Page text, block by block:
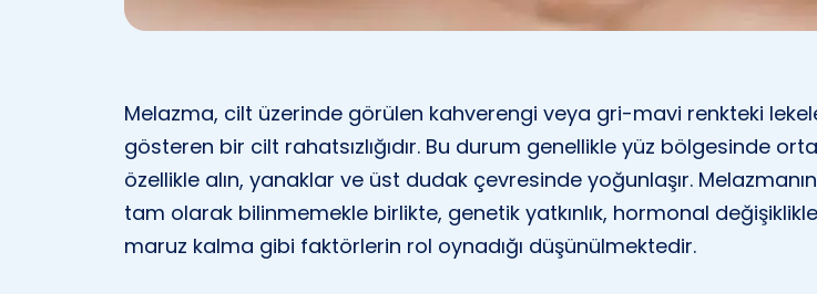
Melazma, cilt üzerinde görülen kahverengi veya gri-mavi renkteki
gösteren bir cilt rahatsızlığıdır. Bu durum genellikle yüz bölgesinde
özellikle alın, yanaklar ve üst dudak çevresinde yoğunlaşır.
tam olarak bilinmemekle birlikte, genetik yatkınlık, hormonal
maruz kalma gibi faktörlerin rol oynadığı düşünülmektedir.